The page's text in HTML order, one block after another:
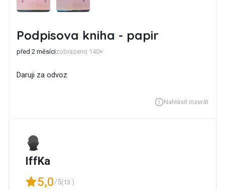
Podpisova kniha - papir
před 2 měsícizobrazeno 140×
Daruji za odvoz
Nahlásit inzerát
IffKa
5,0/5(13 )